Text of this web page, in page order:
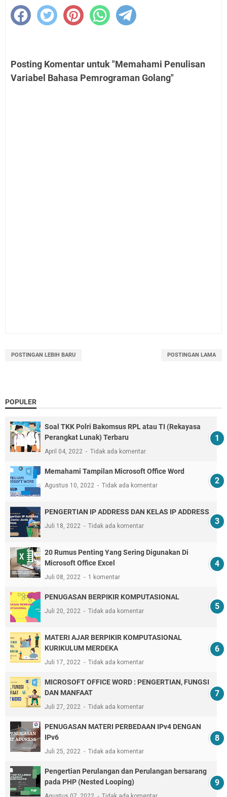
Posting Komentar untuk "Memahami Penulisan
Variabel Bahasa Pemrograman Golang"
POSTINGAN LEBIH BARU POSTINGAN LAMA
POPULER
Soal TKK Polri Bakomsus RPL atau TI (Rekayasa
Perangkat Lunak) Terbaru
April 04, 2022 Tidak ada komentar
Memahami Tampilan Microsoft Office Word
Agustus 10, 2022 Tidak ada komentar
PENGERTIAN IP ADDRESS DAN KELAS IP ADDRESS
Juli 18, 2022 Tidak ada komentar
20 Rumus Penting Yang Sering Digunakan Di
Microsoft Office Excel
Juli 08, 2022 1 komentar
PENUGASAN BERPIKIR KOMPUTASIONAL
Juli 20, 2022 Tidak ada komentar
MATERI AJAR BERPIKIR KOMPUTASIONAL
KURIKULUM MERDEKA
Juli 17, 2022 Tidak ada komentar
MICROSOFT OFFICE WORD : PENGERTIAN, FUNGSI
DAN MANFAAT
Juli 27, 2022 Tidak ada komentar
PENUGASAN MATERI PERBEDAAN IPv4 DENGAN
IPv6
Juli 25, 2022 Tidak ada komentar
Pengertian Perulangan dan Perulangan bersarang
pada PHP (Nested Looping)